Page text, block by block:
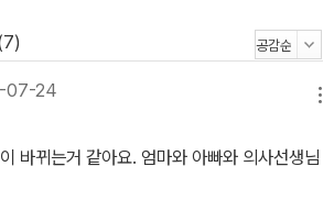
07-24
바뀌는거 같아요. 엄마와 아빠와 의사선생님